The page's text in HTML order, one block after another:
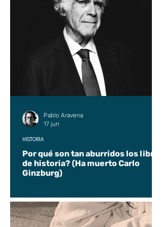
Por qué son tan aburridos los libros
de historia? (Ha muerto Carlo
Ginzburg)
HISTORIA
Pablo Aravena
17 jun